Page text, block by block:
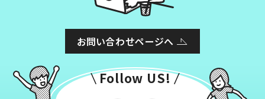
お問い合わせページへ
Follow US!